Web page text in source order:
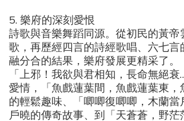
5. 樂府的深刻愛恨
詩歌與音樂舞蹈同源。從初民的黃帝
歌，再歷經四言的詩經歌唱、六七言
融分合的結果，樂府發展更精采了。
「上邪！我欲與君相知，長命無絕衰
愛情，「魚戲蓮葉間，魚戲蓮葉東，
的輕鬆趣味、「唧唧復唧唧，木蘭當
戶曉的傳奇故事、到「天蒼蒼，野茫